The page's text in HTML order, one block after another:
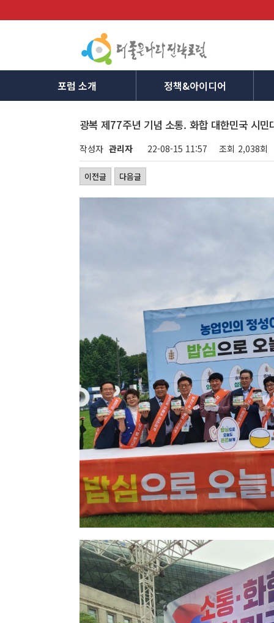
포럼 소개 정책&아이디어
광복 제77주년 기념 소통. 화합 대한민국 시민
작성자 관리자 22-08-15 11:57 조회 2,038회
이전글 다음글